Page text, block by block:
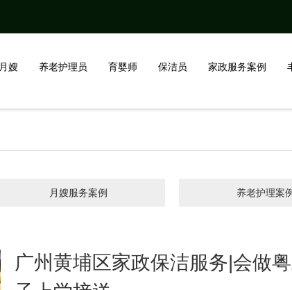
月嫂 养老护理员 育婴师 保洁员 家政服务案例
月嫂服务案例 养老护理案例
广州黄埔区家政保洁服务|会做